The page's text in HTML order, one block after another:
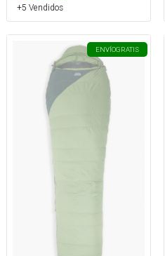
+5 Vendidos
ENVÍOGRATIS